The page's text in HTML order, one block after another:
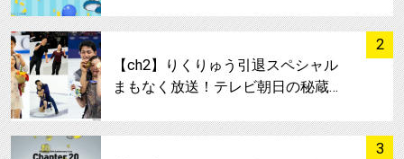
2
サムネイル
【ch2】りくりゅう引退スペシャル
まもなく放送！テレビ朝日の秘蔵…
3